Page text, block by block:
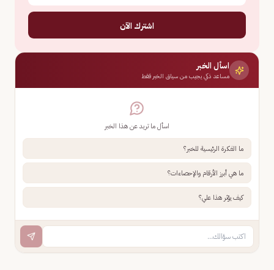
اشترك الآن
اسأل الخبر
مساعد ذكي يجيب من سياق الخبر فقط
اسأل ما تريد عن هذا الخبر
ما الفكرة الرئيسية للخبر؟
ما هي أبرز الأرقام والإحصاءات؟
كيف يؤثر هذا علي؟